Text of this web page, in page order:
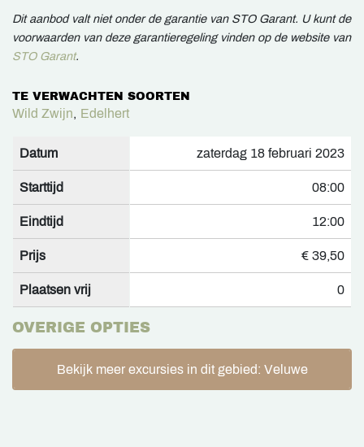
Dit aanbod valt niet onder de garantie van STO Garant. U kunt de
voorwaarden van deze garantieregeling vinden op de website van
STO Garant.
TE VERWACHTEN SOORTEN
Wild Zwijn, Edelhert
Datum zaterdag 18 februari 2023
Starttijd 08:00
Eindtijd 12:00
Prijs € 39,50
Plaatsen vrij 0
OVERIGE OPTIES
Bekijk meer excursies in dit gebied: Veluwe